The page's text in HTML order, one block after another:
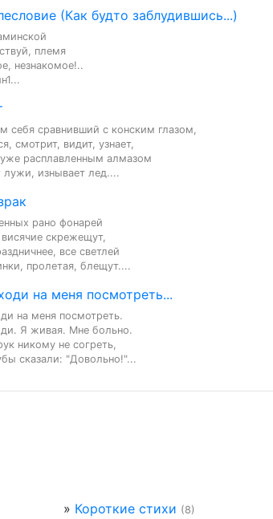
(Как будто заблудившись...)
племя
незнакомое!..
себя сравнивший с конским глазом,
смотрит, видит, узнает,
расплавленным алмазом
лужи, изнывает лед....
рано фонарей
скрежещут,
все светлей
пролетая, блещут....
на меня посмотреть...
на меня посмотреть.
Я живая. Мне больно.
никому не согреть,
сказали: "Довольно!"...
» Короткие стихи (8)